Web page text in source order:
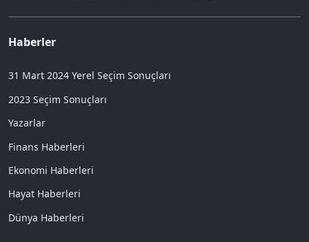
Haberler
31 Mart 2024 Yerel Seçim Sonuçları
2023 Seçim Sonuçları
Yazarlar
Finans Haberleri
Ekonomi Haberleri
Hayat Haberleri
Dünya Haberleri